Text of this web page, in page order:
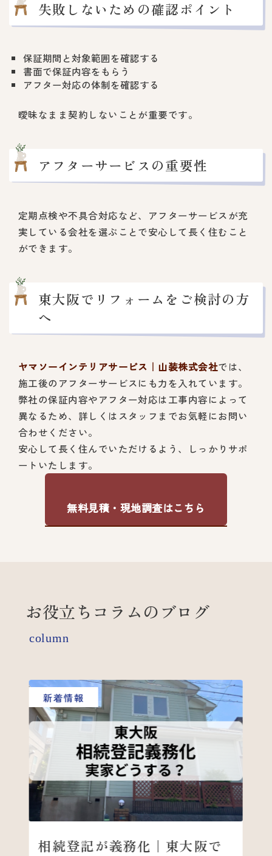
失敗しないための確認ポイント
保証期間と対象範囲を確認する
書面で保証内容をもらう
アフター対応の体制を確認する
曖昧なまま契約しないことが重要です。
アフターサービスの重要性
定期点検や不具合対応など、アフターサービスが充
実している会社を選ぶことで安心して長く住むこと
ができます。
東大阪でリフォームをご検討の方
へ
ヤマソーインテリアサービス｜山装株式会社では、
施工後のアフターサービスにも力を入れています。
弊社の保証内容やアフター対応は工事内容によって
異なるため、詳しくはスタッフまでお気軽にお問い
合わせください。
安心して長く住んでいただけるよう、しっかりサポ
ートいたします。
無料見積・現地調査はこちら
お役立ちコラムのブログ
column
新着情報
相続登記が義務化｜東大阪で